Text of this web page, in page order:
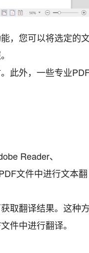
，您可以将选定的
此外，一些专业
Reader、
文件中进行文本翻
取翻译结果。这种
件中进行翻译。